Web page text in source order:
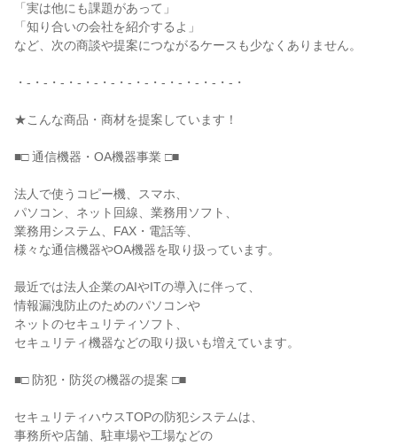
「実は他にも課題があって」
「知り合いの会社を紹介するよ」
など、次の商談や提案につながるケースも少なくありません。
・-・-・-・-・-・-・-・-・-・-・-・-・-・
★こんな商品・商材を提案しています！
■□ 通信機器・OA機器事業 □■
法人で使うコピー機、スマホ、
パソコン、ネット回線、業務用ソフト、
業務用システム、FAX・電話等、
様々な通信機器やOA機器を取り扱っています。
最近では法人企業のAIやITの導入に伴って、
情報漏洩防止のためのパソコンや
ネットのセキュリティソフト、
セキュリティ機器などの取り扱いも増えています。
■□ 防犯・防災の機器の提案 □■
セキュリティハウスTOPの防犯システムは、
事務所や店舗、駐車場や工場などの